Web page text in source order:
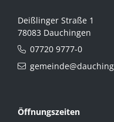
Deißlinger Straße 1
78083 Dauchingen
07720 9777-0
Öffnungszeiten